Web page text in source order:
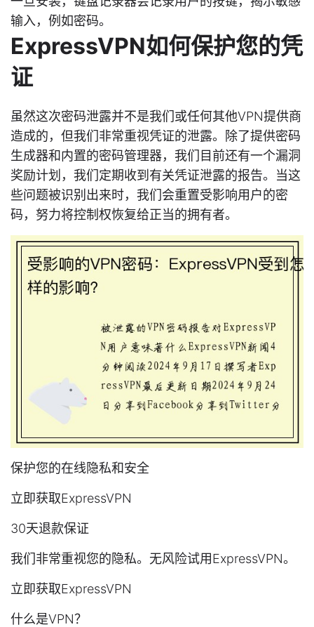
输入，例如密码。
ExpressVPN如何保护您的凭
证
虽然这次密码泄露并不是我们或任何其他VPN提供商
造成的，但我们非常重视凭证的泄露。除了提供密码
生成器和内置的密码管理器，我们目前还有一个漏洞
奖励计划，我们定期收到有关凭证泄露的报告。当这
些问题被识别出来时，我们会重置受影响用户的密
码，努力将控制权恢复给正当的拥有者。
保护您的在线隐私和安全
立即获取ExpressVPN
30天退款保证
我们非常重视您的隐私。无风险试用ExpressVPN。
立即获取ExpressVPN
什么是VPN？